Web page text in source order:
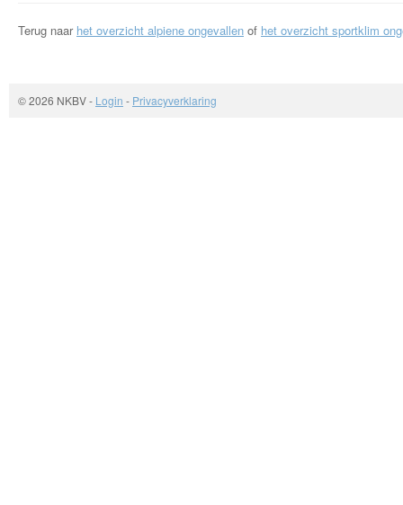
Terug naar het overzicht alpiene ongevallen of het overzicht sportklim
© 2026 NKBV- Login - Privacyverklaring